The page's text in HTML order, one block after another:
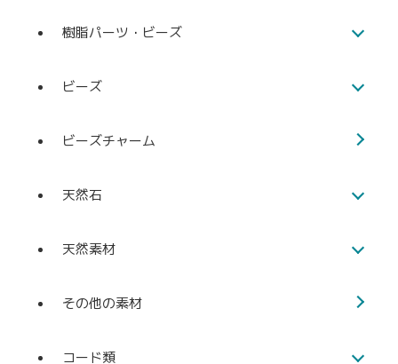
樹脂パーツ・ビーズ
ビーズ
ビーズチャーム
天然石
天然素材
その他の素材
コード類